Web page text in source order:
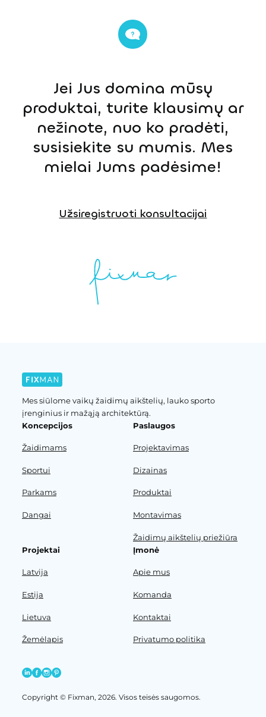
Jei Jus domina mūsų
produktai, turite klausimų ar
nežinote, nuo ko pradėti,
susisiekite su mumis. Mes
mielai Jums padėsime!
Užsiregistruoti konsultacijai
Mes siūlome vaikų žaidimų aikštelių, lauko sporto
įrenginius ir mažąją architektūrą.
Koncepcijos
Žaidimams
Sportui
Parkams
Dangai
Paslaugos
Projektavimas
Dizainas
Produktai
Montavimas
Žaidimų aikštelių priežiūra
Projektai
Latvija
Estija
Lietuva
Žemėlapis
Įmonė
Apie mus
Komanda
Kontaktai
Privatumo politika
Copyright © Fixman, 2026. Visos teisės saugomos.